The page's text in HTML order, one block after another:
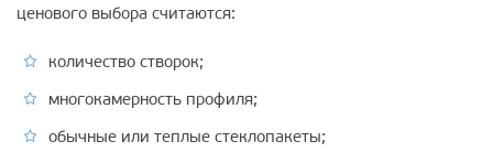
ценового выбора считаются:
количество створок;
многокамерность профиля;
обычные или теплые стеклопакеты;